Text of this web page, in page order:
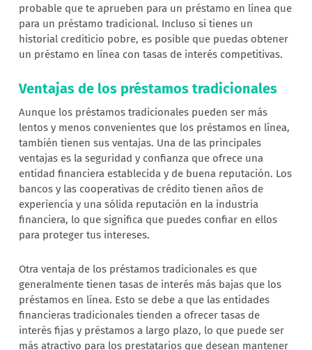
probable que te aprueben para un préstamo en línea que
para un préstamo tradicional. Incluso si tienes un
historial crediticio pobre, es posible que puedas obtener
un préstamo en línea con tasas de interés competitivas.
Ventajas de los préstamos tradicionales
Aunque los préstamos tradicionales pueden ser más
lentos y menos convenientes que los préstamos en línea,
también tienen sus ventajas. Una de las principales
ventajas es la seguridad y confianza que ofrece una
entidad financiera establecida y de buena reputación. Los
bancos y las cooperativas de crédito tienen años de
experiencia y una sólida reputación en la industria
financiera, lo que significa que puedes confiar en ellos
para proteger tus intereses.
Otra ventaja de los préstamos tradicionales es que
generalmente tienen tasas de interés más bajas que los
préstamos en línea. Esto se debe a que las entidades
financieras tradicionales tienden a ofrecer tasas de
interés fijas y préstamos a largo plazo, lo que puede ser
más atractivo para los prestatarios que desean mantener